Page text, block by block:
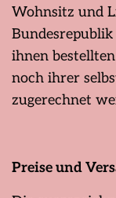
Wohnsitz und
ihnen
noch ihrer
zugerechnet
Preise und